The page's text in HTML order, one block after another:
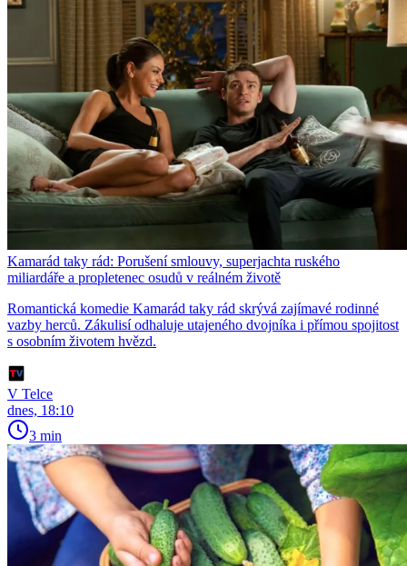
Kamarád taky rád: Porušení smlouvy, superjachta ruského
miliardáře a propletenec osudů v reálném životě
Romantická komedie Kamarád taky rád skrývá zajímavé rodinné
vazby herců. Zákulisí odhaluje utajeného dvojníka i přímou spojitost
s osobním životem hvězd.
V Telce
dnes, 18:10
3 min